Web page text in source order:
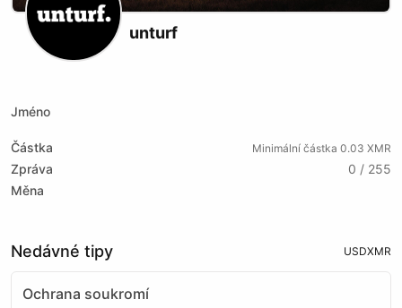
unturf
Jméno
Částka Minimální částka 0.03 XMR
Zpráva
0 / 255
Měna
Nedávné tipy USDXMR
Ochrana soukromí